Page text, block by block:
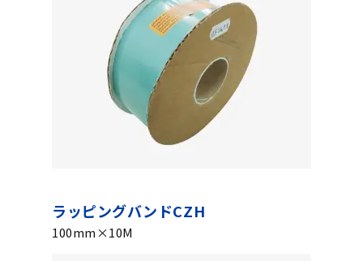
ラッピングバンドCZH
100mm×10M